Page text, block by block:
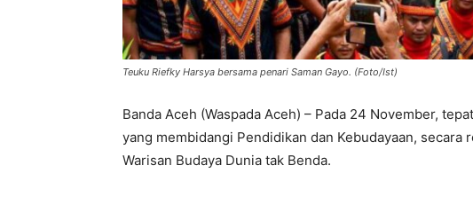
Teuku Riefky Harsya bersama penari Saman Gayo. (Foto/Ist)
Banda Aceh (Waspada Aceh) – Pada 24 November,
yang membidangi Pendidikan dan Kebudayaan, secara
Warisan Budaya Dunia tak Benda.